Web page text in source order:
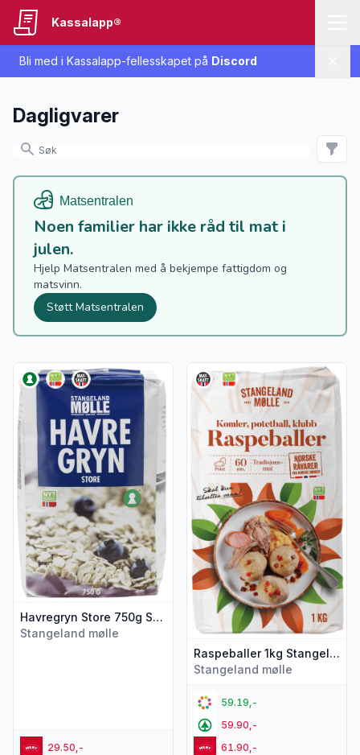
Bli med i Kassalapp-fellesskapet på Discord
Kassalapp®
Dagligvarer
Noen familier har ikke råd til mat i
julen.
Hjelp Matsentralen med å bekjempe fattigdom og
matsvinn.
Støtt Matsentralen
Havregryn Store 750g Stangeland Mølle
Stangeland mølle
29.50,-
Vis flere detaljer for produktet "Havregryn Store 750g
Raspeballer 1kg Stangeland Mølle
Stangeland mølle
59.19,-
59.90,-
61.90,-
Vis flere detaljer for